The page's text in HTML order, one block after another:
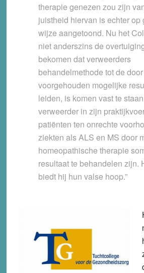
therapie genezen zou zijn
juistheid hiervan is echter op
wijze aangetoond. Nu het
niet anderszins de
bekomen dat verweerders
behandelmethode tot de
voorgehouden mogelijke
leiden, is komen vast te
verweerder in zijn
patiënten ten onrechte
ziekten als ALS en MS door
homeopathische therapie
resultaat te behandelen zijn.
biedt hij hun valse hoop.”